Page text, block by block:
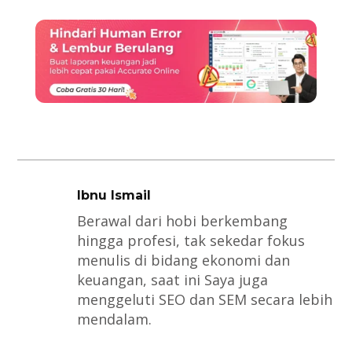
Ibnu Ismail
Berawal dari hobi berkembang
hingga profesi, tak sekedar fokus
menulis di bidang ekonomi dan
keuangan, saat ini Saya juga
menggeluti SEO dan SEM secara lebih
mendalam.